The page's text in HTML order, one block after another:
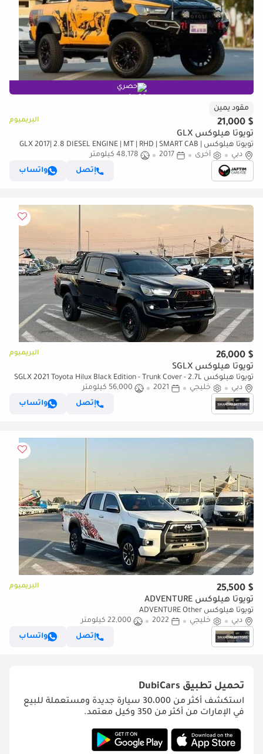
حصري
مقود يمين
$ 21,000 البريميوم
تويوتا هيلوكس GLX
تويوتا هيلوكس GLX 2017| 2.8 DIESEL ENGINE | MT | RHD | SMART CAB |
HEAVY BULL BAR WITH LED LIGHTS | HEAVY SPORTS BAR (للتصدير فقط)
دبي أخرى 2017
48,178 كيلومتر
إتصل
واتساب
$ 26,000 البريميوم
تويوتا هيلوكس SGLX
تويوتا هيلوكس SGLX 2021 Toyota Hilux Black Edition - Trunk Cover - 2.7L
V4 - GCC - AWD 4x4 - Rear Camera - Le
دبي خليجي 2021
56,000 كيلومتر
إتصل
واتساب
$ 25,500 البريميوم
تويوتا هيلوكس ADVENTURE
تويوتا هيلوكس ADVENTURE Other
دبي
خليجي 2022
22,000 كيلومتر
إتصل
واتساب
تحميل تطبيق DubiCars
استكشف أكثر من 30،000 سيارة جديدة ومستعملة للبيع
في الإمارات من أكثر من 350 وكيل معتمد.